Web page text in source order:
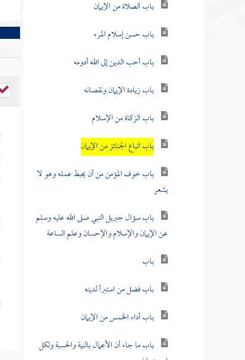
باب الصلاة من الإيمان
باب حسن إسلام المرء
باب أحب الدين إلى الله أدومه
باب زيادة الإيمان ونقصانه
باب الزكاة من الإسلام
باب اتباع الجنائز من الإيمان
باب خوف المؤمن من أن يحبط عمله وهو لا
يشعر
باب سؤال جبريل النبي صلى الله عليه وسلم
عن الإيمان والإسلام والإحسان وعلم الساعة
باب
باب فضل من استبرأ لدينه
باب أداء الخمس من الإيمان
باب ما جاء أن الأعمال بالنية والحسبة ولكل